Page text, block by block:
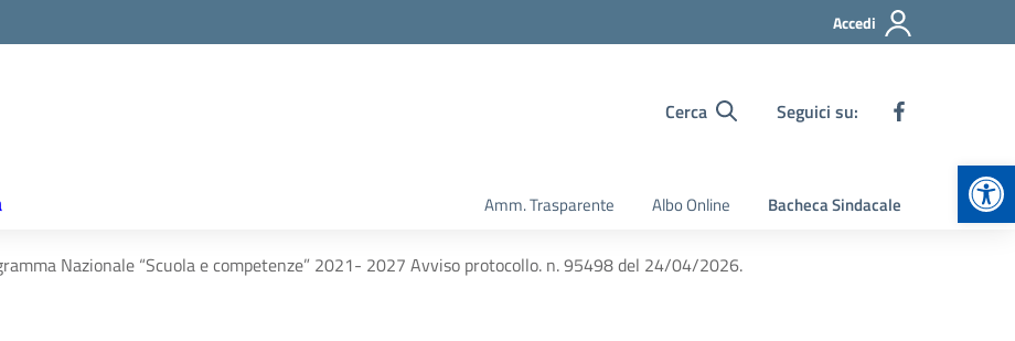
Accedi
Cerca Seguici su:
Amm. Trasparente Albo Online Bacheca Sindacale
Nazionale “Scuola e competenze” 2021- 2027 Avviso protocollo. n. 95498 del 24/04/2026.